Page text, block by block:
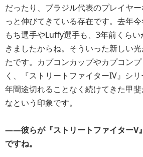
だったり、ブラジル代表のプレイヤ
っと伸びてきている存在です。去年
もち選手やLuffy選手も、3年前くら
きましたからね。そういった新しい
たです。カプコンカップやカプコン
く、『ストリートファイターIV』シ
年間途切れることなく続けてきた甲
なという印象です。
――彼らが『ストリートファイターV
ですね。